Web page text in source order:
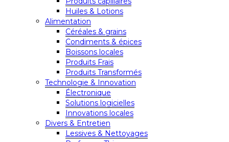
Huiles & Lotions
Alimentation
Céréales & grains
Condiments & épices
Boissons locales
Produits Frais
Produits Transformés
Technologie & Innovation
Électronique
Solutions logicielles
Innovations locales
Divers & Entretien
Lessives & Nettoyages